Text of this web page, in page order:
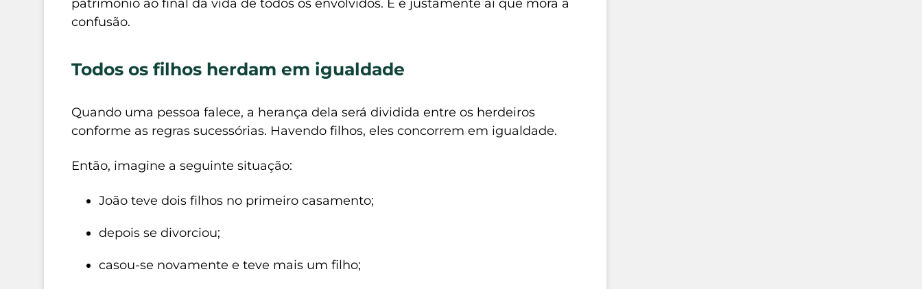
patrimônio ao final da vida de todos os envolvidos. E é justamente aí que mora a
confusão.
Todos os filhos herdam em igualdade
Quando uma pessoa falece, a herança dela será dividida entre os herdeiros
conforme as regras sucessórias. Havendo filhos, eles concorrem em igualdade.
Então, imagine a seguinte situação:
João teve dois filhos no primeiro casamento;
depois se divorciou;
casou-se novamente e teve mais um filho;